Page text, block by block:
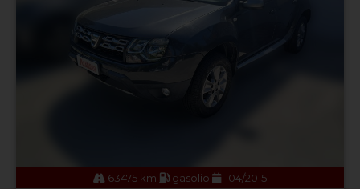
63475 km gasolio 04/2015